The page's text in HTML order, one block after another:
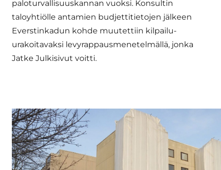
paloturvallisuuskannan vuoksi. Konsultin
taloyhtiölle antamien budjettitietojen jälkeen
Everstinkadun kohde muutettiin kilpailu-
urakoitavaksi levyrappausmenetelmällä, jonka
Jatke Julkisivut voitti.